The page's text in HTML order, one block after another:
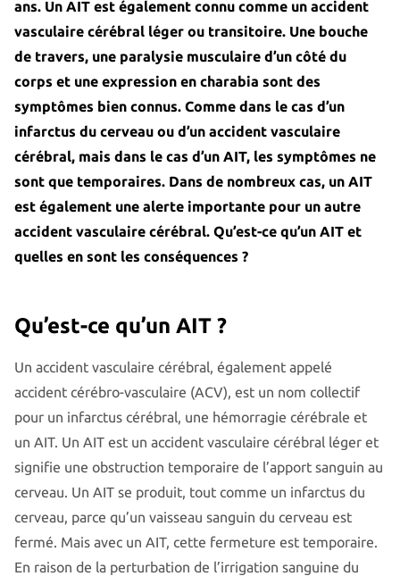
ans. Un AIT est également connu comme un accident
vasculaire cérébral léger ou transitoire. Une bouche
de travers, une paralysie musculaire d’un côté du
corps et une expression en charabia sont des
symptômes bien connus. Comme dans le cas d’un
infarctus du cerveau ou d’un accident vasculaire
cérébral, mais dans le cas d’un AIT, les symptômes ne
sont que temporaires. Dans de nombreux cas, un AIT
est également une alerte importante pour un autre
accident vasculaire cérébral. Qu’est-ce qu’un AIT et
quelles en sont les conséquences ?
Qu’est-ce qu’un AIT ?
Un accident vasculaire cérébral, également appelé
accident cérébro-vasculaire (ACV), est un nom collectif
pour un infarctus cérébral, une hémorragie cérébrale et
un AIT. Un AIT est un accident vasculaire cérébral léger et
signifie une obstruction temporaire de l’apport sanguin au
cerveau. Un AIT se produit, tout comme un infarctus du
cerveau, parce qu’un vaisseau sanguin du cerveau est
fermé. Mais avec un AIT, cette fermeture est temporaire.
En raison de la perturbation de l’irrigation sanguine du